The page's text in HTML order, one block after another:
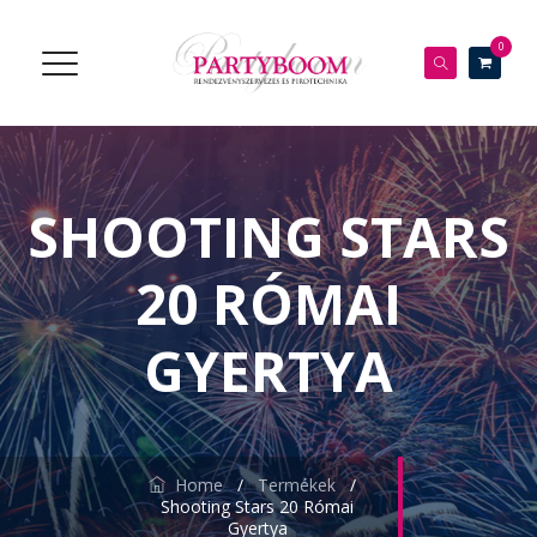
0
SHOOTING STARS
20 RÓMAI
GYERTYA
Home/ Termékek/
Shooting Stars 20 Római
Gyertya